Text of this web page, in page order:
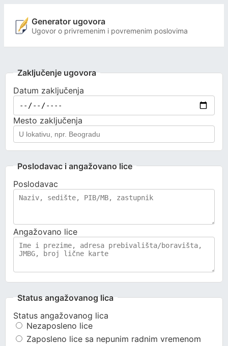
Generator ugovora
Ugovor o privremenim i povremenim poslovima
Zaključenje ugovora
Datum zaključenja
Mesto zaključenja
Poslodavac i angažovano lice
Poslodavac
Angažovano lice
Status angažovanog lica
Status angažovanog lica
Nezaposleno lice
Zaposleno lice sa nepunim radnim vremenom